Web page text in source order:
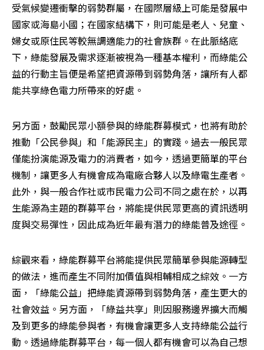
受氣候變遷衝擊的弱勢群屬，在國際層級上可能是發展中
國家或海島小國；在國家結構下，則可能是老人、兒童、
婦女或原住民等較無調適能力的社會族群。在此脈絡底
下，綠能發展及需求逐漸被視為一種基本權利，而綠能公
益的行動主旨便是希望把資源帶到弱勢角落，讓所有人都
能共享綠色電力所帶來的好處。
另方面，鼓勵民眾小額參與的綠能群募模式，也將有助於
推動「公民參與」和「能源民主」的實踐。過去一般民眾
僅能扮演能源及電力的消費者，如今，透過更簡單的平台
機制，讓更多人有機會成為電廠合夥人以及綠電生產者。
此外，與一般合作社或市民電力公司不同之處在於，以再
生能源為主題的群募平台，將能提供民眾更高的資訊透明
度與交易彈性，因此成為近年最有潛力的綠能普及途徑。
綜觀來看，綠能群募平台將能提供民眾簡單參與能源轉型
的做法，進而產生不同附加價值與相輔相成之綜效。一方
面，「綠能公益」把綠能資源帶到弱勢角落，產生更大的
社會效益。另方面，「綠益共享」則因服務邊界擴大而觸
及到更多的綠能參與者，有機會讓更多人支持綠能公益行
動。透過綠能群募平台，每一個人都有機會可以為自己想